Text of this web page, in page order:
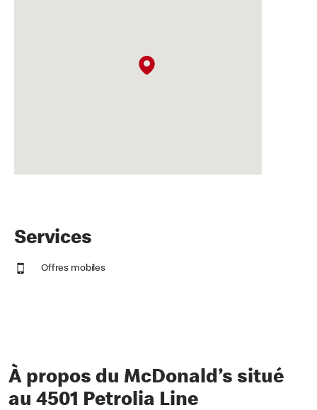
Services
Offres mobiles
À propos du McDonald’s situé
au 4501 Petrolia Line